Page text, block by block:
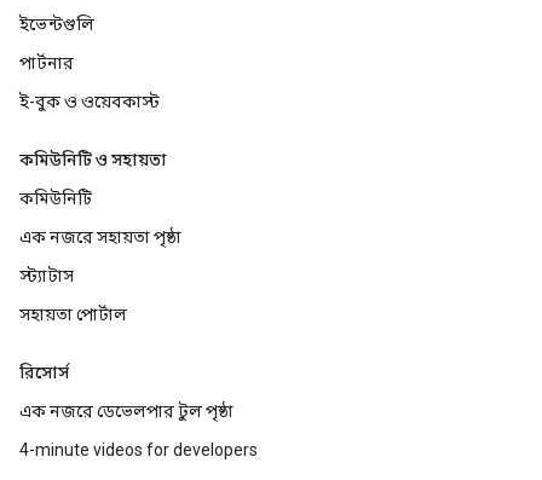
ইভেন্টগুলি
পার্টনার
ই-বুক ও ওয়েবকাস্ট
কমিউনিটি ও সহায়তা
কমিউনিটি
এক নজরে সহায়তা পৃষ্ঠা
স্ট্যাটাস
সহায়তা পোর্টাল
রিসোর্স
এক নজরে ডেভেলপার টুল পৃষ্ঠা
4-minute videos for developers